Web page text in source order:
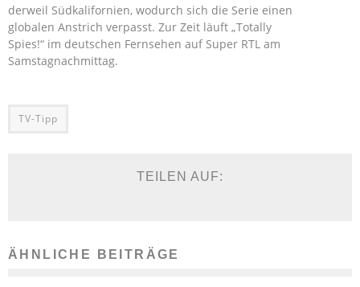
derweil Südkalifornien, wodurch sich die Serie einen
globalen Anstrich verpasst. Zur Zeit läuft „Totally
Spies!“ im deutschen Fernsehen auf Super RTL am
Samstagnachmittag.
TV-Tipp
TEILEN AUF:
ÄHNLICHE BEITRÄGE